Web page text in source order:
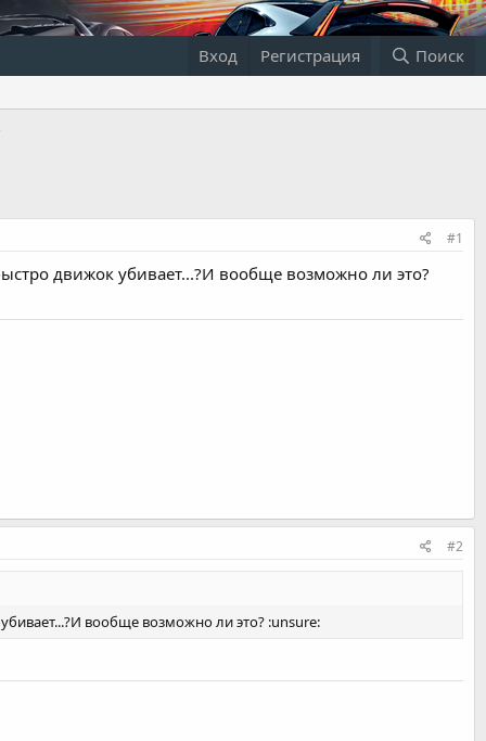
Вход Регистрация Поиск
#1
движок убивает...?И вообще возможно ли это?
#2
вообще возможно ли это? :unsure: